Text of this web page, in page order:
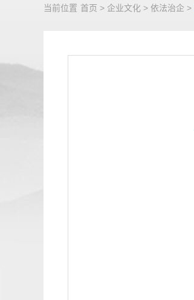
当前位置 首页 > 企业文化 > 依法治企 >